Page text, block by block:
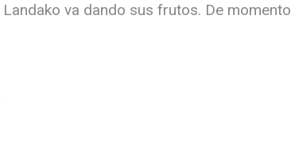
va dando sus frutos. De momento